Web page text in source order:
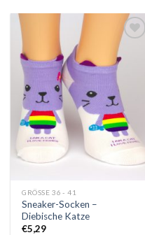
die
Wunschliste
GRÖSSE 36 - 41
Sneaker-Socken –
Diebische Katze
€5,29